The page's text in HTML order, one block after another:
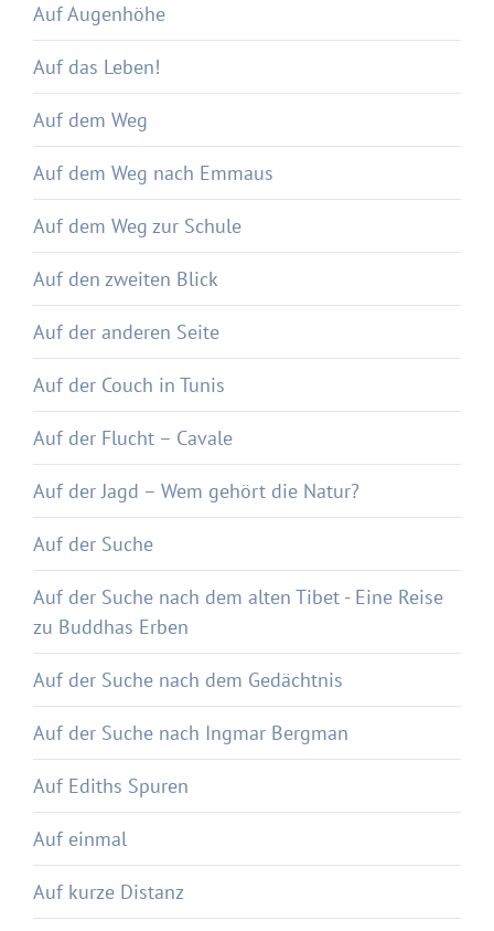
Auf Augenhöhe
Auf das Leben!
Auf dem Weg
Auf dem Weg nach Emmaus
Auf dem Weg zur Schule
Auf den zweiten Blick
Auf der anderen Seite
Auf der Couch in Tunis
Auf der Flucht – Cavale
Auf der Jagd – Wem gehört die Natur?
Auf der Suche
Auf der Suche nach dem alten Tibet - Eine Reise
zu Buddhas Erben
Auf der Suche nach dem Gedächtnis
Auf der Suche nach Ingmar Bergman
Auf Ediths Spuren
Auf einmal
Auf kurze Distanz